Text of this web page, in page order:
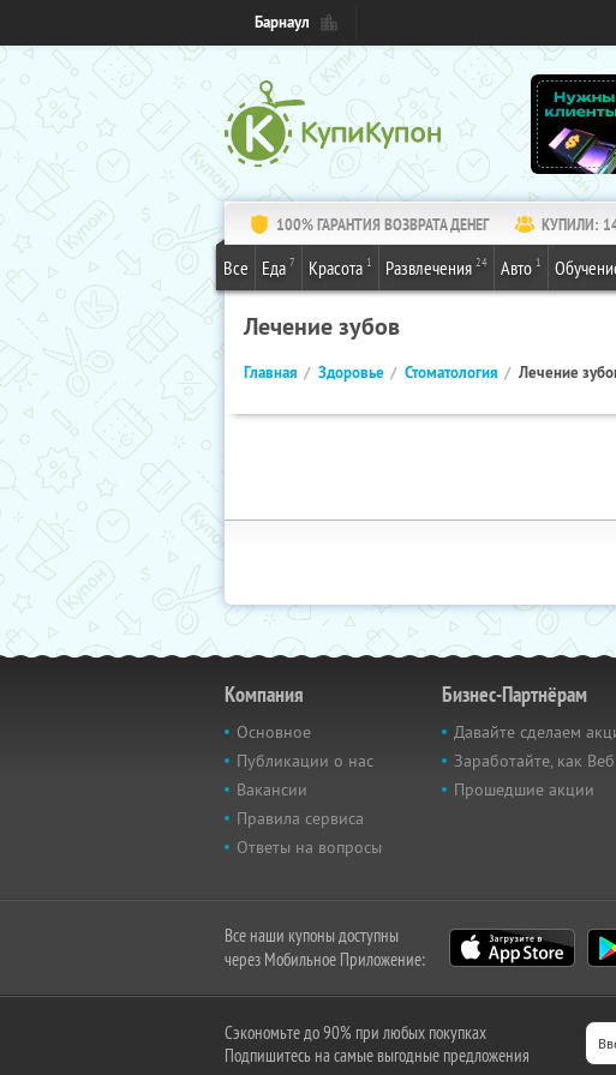
Барнаул
100% ГАРАНТИЯ ВОЗВРАТА ДЕНЕГ КУПИЛИ:
Все Еда 7 Красота 1 Развлечения 24 Авто 1
Лечение зубов
Главная Здоровье Стоматология Лечение
Компания
Основное
Публикации о нас
Вакансии
Правила сервиса
Ответы на вопросы
Бизнес-Партнёрам
Давайте сделаем
Заработайте, как
Прошедшие акции
Все наши купоны доступны
через Мобильное Приложение:
Сэкономьте до 90% при любых покупках
Подпишитесь на самые выгодные предложения